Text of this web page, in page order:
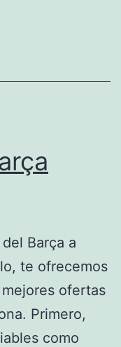
Barça a
te ofrecemos
ofertas
Primero,
como